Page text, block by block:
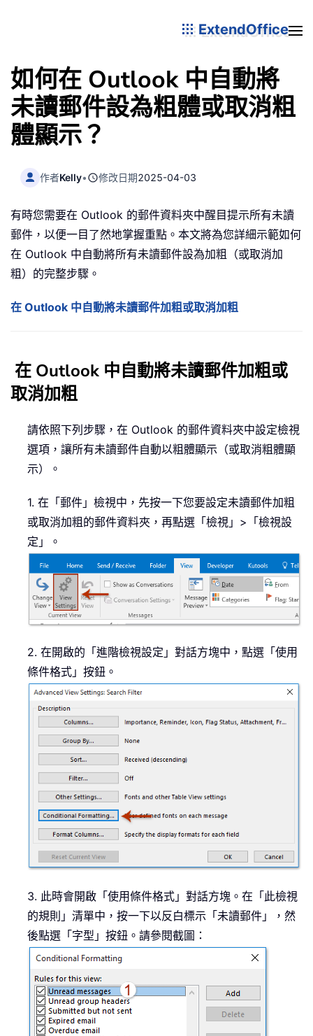
ExtendOffice
如何在 Outlook 中自動將
未讀郵件設為粗體或取消粗
體顯示？
作者Kelly• 修改日期2025-04-03
有時您需要在 Outlook 的郵件資料夾中醒目提示所有未讀
郵件，以便一目了然地掌握重點。本文將為您詳細示範如何
在 Outlook 中自動將所有未讀郵件設為加粗（或取消加
粗）的完整步驟。
在 Outlook 中自動將未讀郵件加粗或取消加粗
在 Outlook 中自動將未讀郵件加粗或
取消加粗
請依照下列步驟，在 Outlook 的郵件資料夾中設定檢視
選項，讓所有未讀郵件自動以粗體顯示（或取消粗體顯
示）。
1. 在「郵件」檢視中，先按一下您要設定未讀郵件加粗
或取消加粗的郵件資料夾，再點選「檢視」>「檢視設
定」。
2. 在開啟的「進階檢視設定」對話方塊中，點選「使用
條件格式」按鈕。
3. 此時會開啟「使用條件格式」對話方塊。在「此檢視
的規則」清單中，按一下以反白標示「未讀郵件」，然
後點選「字型」按鈕。請參閱截圖：